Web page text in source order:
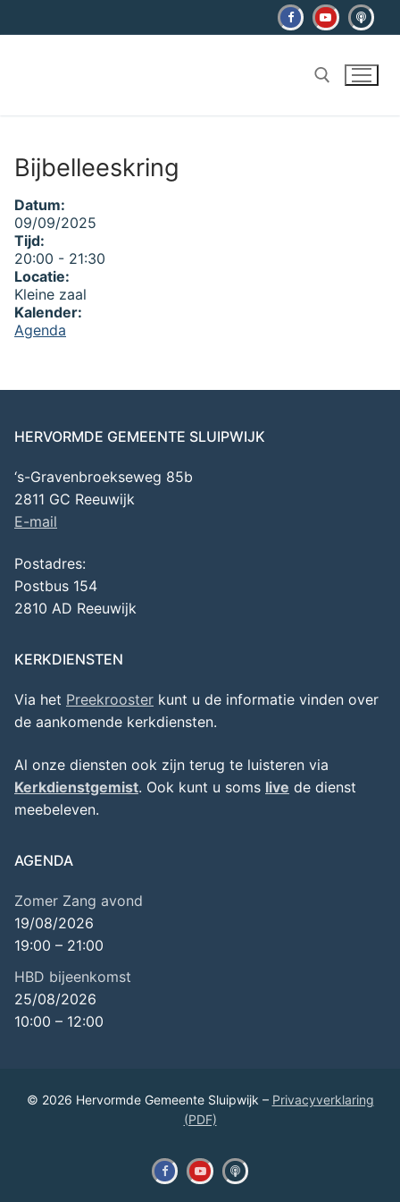
naar
Bijbelleeskring
Datum:
09/09/2025
Tijd:
20:00 - 21:30
Locatie:
Kleine zaal
Kalender:
Agenda
HERVORMDE GEMEENTE SLUIPWIJK
‘s-Gravenbroekseweg 85b
2811 GC Reeuwijk
E-mail
Postadres:
Postbus 154
2810 AD Reeuwijk
KERKDIENSTEN
Via het Preekrooster kunt u de informatie vinden over
de aankomende kerkdiensten.
Al onze diensten ook zijn terug te luisteren via
Kerkdienstgemist. Ook kunt u soms live de dienst
meebeleven.
AGENDA
Zomer Zang avond
19/08/2026
19:00 – 21:00
HBD bijeenkomst
25/08/2026
10:00 – 12:00
© 2026 Hervormde Gemeente Sluipwijk – Privacyverklaring
(PDF)